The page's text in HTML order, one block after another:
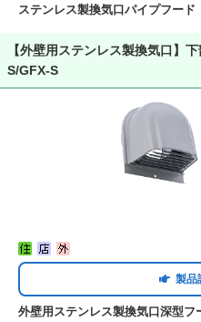
ステンレス製換気口パイプフード
【外壁用ステンレス製換気口】
S/GFX-S
製品
外壁用ステンレス製換気口深型フ